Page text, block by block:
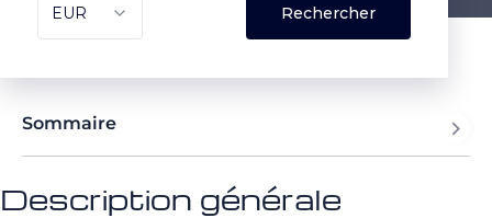
Sommaire
Description générale